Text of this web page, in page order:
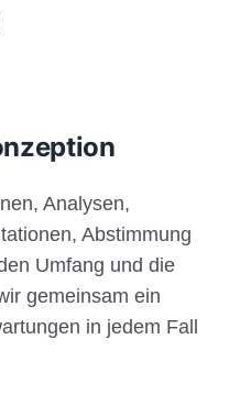
Analysen,
Abstimmung
Umfang und die
gemeinsam ein
in jedem Fall